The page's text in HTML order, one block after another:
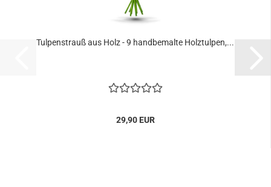
Tulpenstrauß aus Holz - 9 handbemalte Holztulpen,...
29,90 EUR